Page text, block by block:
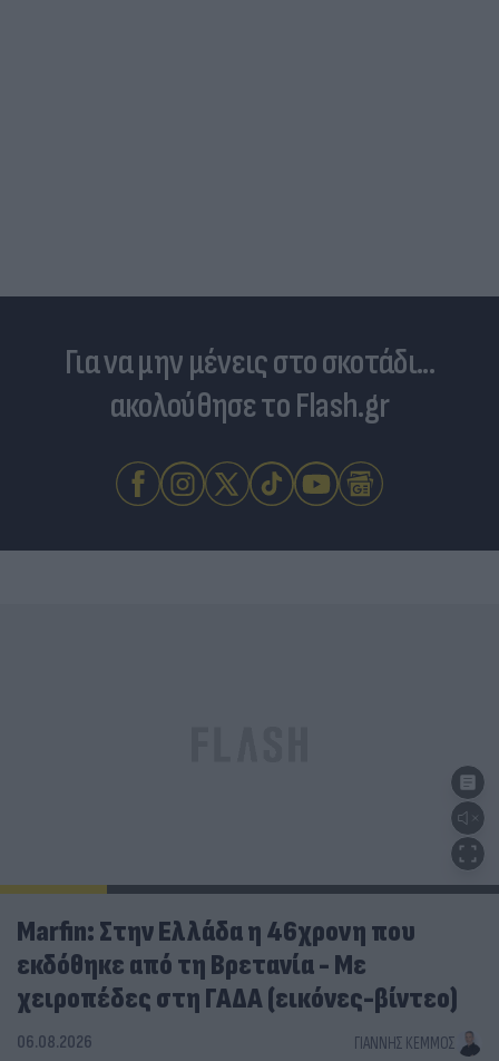
Για να μην μένεις στο σκοτάδι...
ακολούθησε το Flash.gr
Marfin: Στην Ελλάδα η 46χρονη που
εκδόθηκε από τη Βρετανία - Με
χειροπέδες στη ΓΑΔΑ (εικόνες-βίντεο)
06.08.2026 ΓΙΆΝΝΗΣ ΚΈΜΜΟΣ